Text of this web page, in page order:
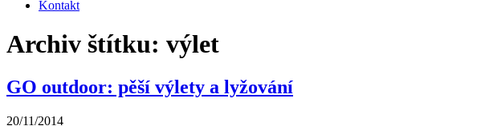
Kontakt
Archiv štítku: výlet
GO outdoor: pěší výlety a lyžování
20/11/2014